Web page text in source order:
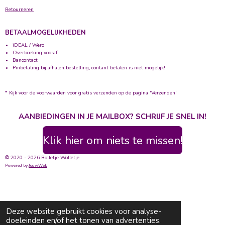
Deze website gebruikt cookies voor analyse-
doeleinden en/of het tonen van advertenties.
Retourneren
BETAALMOGELIJKHEDEN
iDEAL / Wero
Overboeking vooraf
Bancontact
Pinbetaling bij afhalen bestelling, contant betalen is niet mogelijk!
* Kijk voor de voorwaarden voor gratis verzenden op de pagina 'Verzenden'
AANBIEDINGEN IN JE MAILBOX? SCHRIJF JE SNEL IN!
Klik hier om niets te missen!
© 2020 - 2026 Bolletje Wolletje
Powered byJouwWeb